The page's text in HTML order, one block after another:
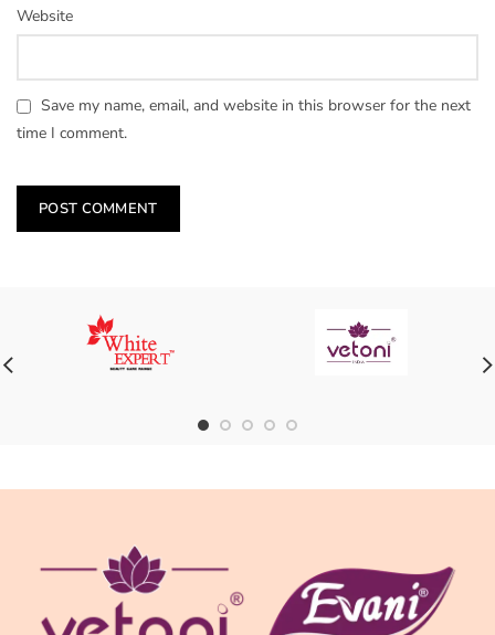
Website
Save my name, email, and website in this browser for the next
time I comment.